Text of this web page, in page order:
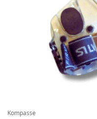
Kompasse